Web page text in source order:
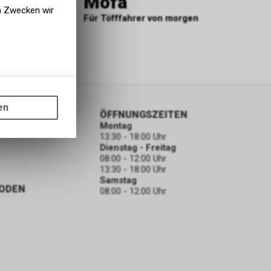
E-
Für Töfffahrer von morgen
ÖFFNUNGSZEITEN
Montag
13:30 - 18:00 Uhr
Dienstag - Freitag
08:00 - 12:00 Uhr
13:30 - 18:00 Uhr
Samstag
08:00 - 12:00 Uhr
Zwecken wir
wie die
die